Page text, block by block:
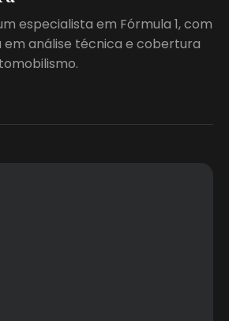
especialista em Fórmula 1, com
em análise técnica e cobertura